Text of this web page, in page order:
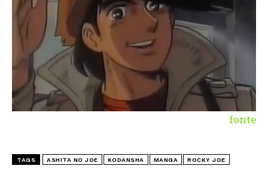
fonte
TAGS ASHITA NO JOE KODANSHA MANGA ROCKY JOE